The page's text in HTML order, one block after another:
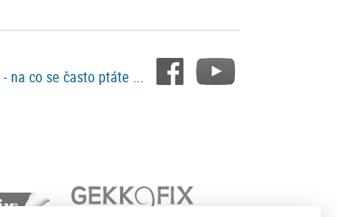
- na co se často ptáte ...